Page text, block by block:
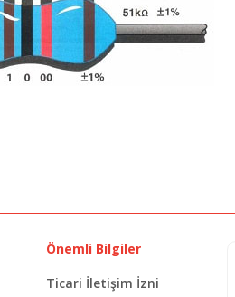
Önemli Bilgiler
Ticari İletişim İzni